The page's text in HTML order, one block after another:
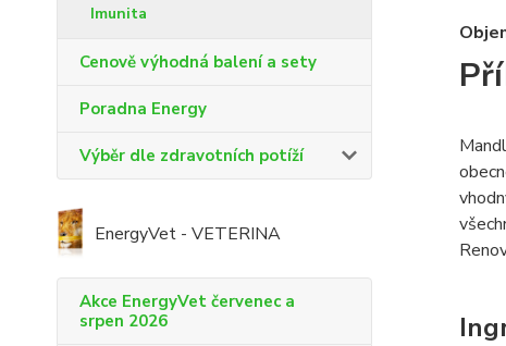
Imunita
Cenově výhodná balení a sety
Poradna Energy
Výběr dle zdravotních potíží
EnergyVet - VETERINA
Akce EnergyVet červenec a
srpen 2026